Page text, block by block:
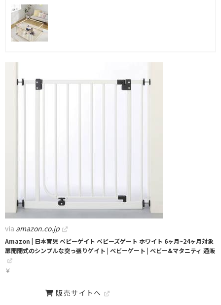
via amazon.co.jp
Amazon | 日本育児 ベビーゲイト ベビーズゲート ホワイト 6ヶ月~24ヶ月対象
扉開閉式のシンプルな突っ張りゲイト | ベビーゲート | ベビー&マタニティ 通販
￥
販売サイトへ